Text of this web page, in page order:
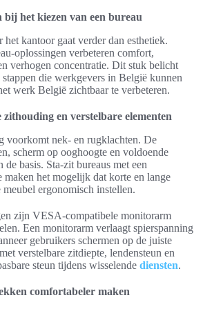
het kiezen van een bureau
kantoor gaat verder dan esthetiek.
oplossingen verbeteren comfort,
verhogen concentratie. Dit stuk belicht
die werkgevers in België kunnen
werk België zichtbaar te verbeteren.
zithouding en verstelbare elementen
voorkomt nek- en rugklachten. De
scherm op ooghoogte en voldoende
basis. Sta-zit bureaus met een
maken het mogelijk dat korte en lange
ergonomisch instellen.
zijn VESA-compatibele monitorarm
Een monitorarm verlaagt spierspanning
gebruikers schermen op de juiste
verstelbare zitdiepte, lendensteun en
steun tijdens wisselende diensten.
comfortabeler maken